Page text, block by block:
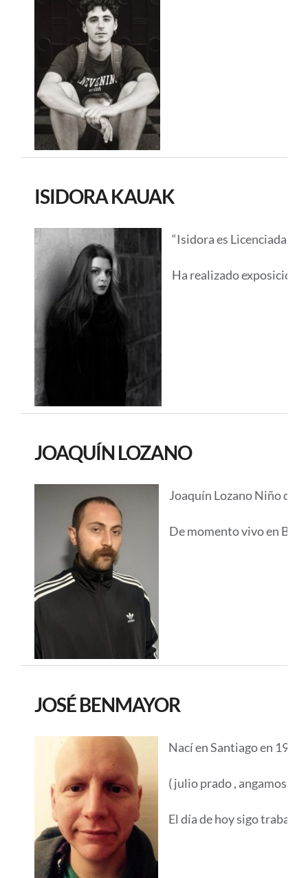
ISIDORA KAUAK
“Isidora es Licenciada
Ha realizado
JOAQUÍN LOZANO
Joaquín Lozano Niño de
De momento vivo en
JOSÉ BENMAYOR
Nací en Santiago en
( julio prado , angamos y
El día de hoy sigo